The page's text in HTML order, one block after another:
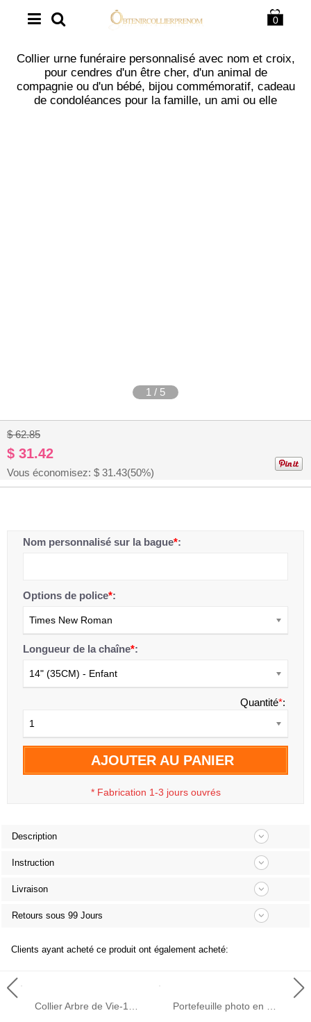
0
Collier urne funéraire personnalisé avec nom et croix,
pour cendres d'un être cher, d'un animal de
compagnie ou d'un bébé, bijou commémoratif, cadeau
de condoléances pour la famille, un ami ou elle
1 / 5
$ 62.85
$ 31.42
Vous économisez: $ 31.43(50%)
Nom personnalisé sur la bague*:
Options de police*:
Times New Roman
Longueur de la chaîne*:
14" (35CM) - Enfant
Quantité*:
1
AJOUTER AU PANIER
* Fabrication 1-3 jours ouvrés
Description
Instruction
Livraison
Retours sous 99 Jours
Clients ayant acheté ce produit ont également acheté: